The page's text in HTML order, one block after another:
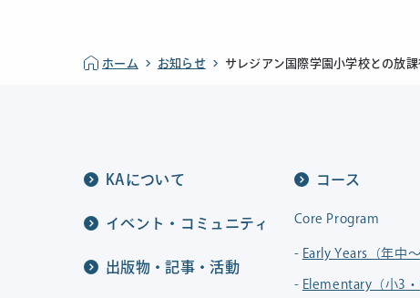
ホーム お知らせ サレジアン国際学園小学校との放
KAについて
イベント・コミュニティ
出版物・記事・活動
コース
Core Program
Early Years（年中〜
Elementary（小3・